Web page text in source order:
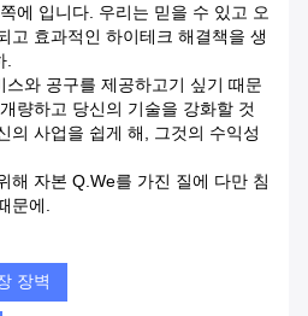
에 입니다. 우리는 믿을 수 있고 오
고 효과적인 하이테크 해결책을 생
.
와 공구를 제공하고기 싶기 때문
량하고 당신의 기술을 강화할 것
의 사업을 쉽게 해, 그것의 수익성
해 자본 Q.We를 가진 질에 다만 침
문에.
장벽